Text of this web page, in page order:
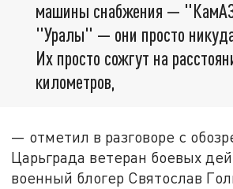
машины снабжения —
"Уралы" — они просто
Их просто сожгут на
километров,
— отметил в разговоре с
Царьграда ветеран боевых
военный блогер Святослав